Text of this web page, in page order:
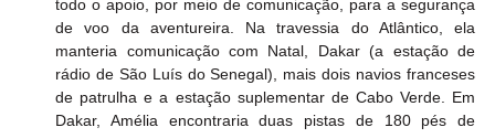
todo o apoio, por meio de comunicação, para a segurança
de voo da aventureira. Na travessia do Atlântico, ela
manteria comunicação com Natal, Dakar (a estação de
rádio de São Luís do Senegal), mais dois navios franceses
de patrulha e a estação suplementar de Cabo Verde. Em
Dakar, Amélia encontraria duas pistas de 180 pés de